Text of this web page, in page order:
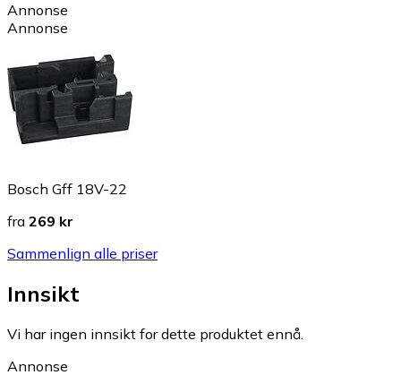
Annonse
Annonse
Bosch Gff 18V-22
fra 269 kr
Sammenlign alle priser
Innsikt
Vi har ingen innsikt for dette produktet ennå.
Annonse